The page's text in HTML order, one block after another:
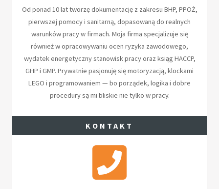
Od ponad 10 lat tworzę dokumentację z zakresu BHP, PPOŻ,
pierwszej pomocy i sanitarną, dopasowaną do realnych
warunków pracy w firmach. Moja firma specjalizuje się
również w opracowywaniu ocen ryzyka zawodowego,
wydatek energetyczny stanowisk pracy oraz ksiąg HACCP,
GHP i GMP. Prywatnie pasjonuję się motoryzacją, klockami
LEGO i programowaniem — bo porządek, logika i dobre
procedury są mi bliskie nie tylko w pracy.
KONTAKT